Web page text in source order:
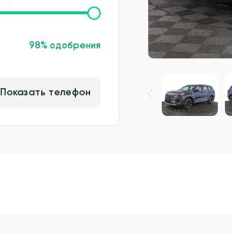
98% одобрения
Показать телефон